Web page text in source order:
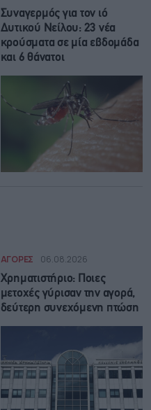
Συναγερμός για τον ιό
Δυτικού Νείλου: 23 νέα
κρούσματα σε μία εβδομάδα
και 6 θάνατοι
ΑΓΟΡΕΣ 06.08.2026
Χρηματιστήριο: Ποιες
μετοχές γύρισαν την αγορά,
δεύτερη συνεχόμενη πτώση